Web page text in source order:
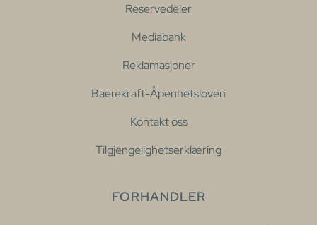
Reservedeler
Mediabank
Reklamasjoner
Baerekraft-Åpenhetsloven
Kontakt oss
Tilgjengelighetserklæring
FORHANDLER